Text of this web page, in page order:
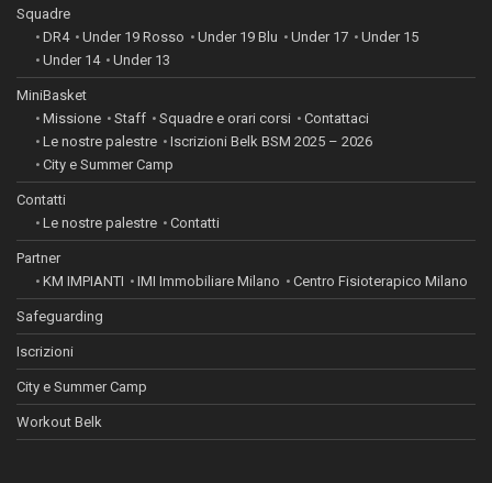
Squadre
DR4
Under 19 Rosso Under 19 Blu Under 17
Under 15
Under 14
Under 13
MiniBasket
Missione
Staff Squadre e orari corsi
Contattaci
Le nostre palestre
Iscrizioni Belk BSM 2025 – 2026
City e Summer Camp
Contatti
Le nostre palestre
Contatti
Partner
KM IMPIANTI
IMI Immobiliare Milano Centro Fisioterapico Milano
Safeguarding
Iscrizioni
City e Summer Camp
Workout Belk